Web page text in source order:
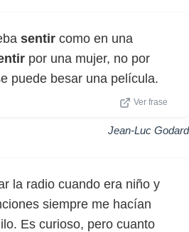
sentir como en una
por una mujer, no por
puede besar una película.
Ver frase
Jean-Luc Godard
la radio cuando era niño y
siempre me hacían
Es curioso, pero cuanto